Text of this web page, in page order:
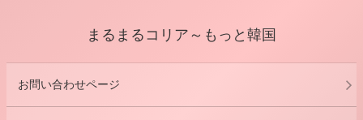
まるまるコリア～もっと韓国
お問い合わせページ